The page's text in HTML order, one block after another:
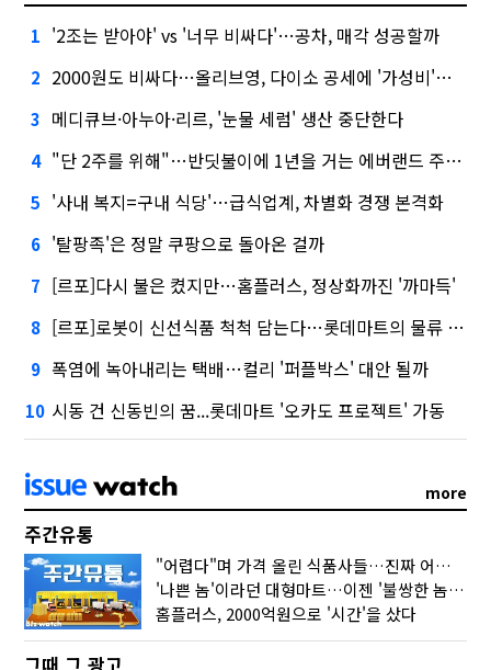
1 '2조는 받아야' vs '너무 비싸다'…공차, 매각 성공할까
2 2000원도 비싸다…올리브영, 다이소 공세에 '가성비'로 맞불
3 메디큐브·아누아·리르, '눈물 세럼' 생산 중단한다
4 "단 2주를 위해"…반딧불이에 1년을 거는 에버랜드 주키퍼
5 '사내 복지=구내 식당'…급식업계, 차별화 경쟁 본격화
6 '탈팡족'은 정말 쿠팡으로 돌아온 걸까
7 [르포]다시 불은 켰지만…홈플러스, 정상화까진 '까마득'
8 [르포]로봇이 신선식품 척척 담는다…롯데마트의 물류 혁신
9 폭염에 녹아내리는 택배…컬리 '퍼플박스' 대안 될까
10 시동 건 신동빈의 꿈...롯데마트 '오카도 프로젝트' 가동
more
주간유통
"어렵다"며 가격 올린 식품사들…진짜 어려운 거 맞아?
'나쁜 놈'이라던 대형마트…이젠 '불쌍한 놈' 됐다
홈플러스, 2000억원으로 '시간'을 샀다
그때 그 광고